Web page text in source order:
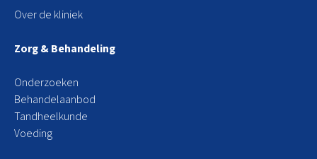
Over de kliniek
Zorg & Behandeling
Onderzoeken
Behandelaanbod
Tandheelkunde
Voeding